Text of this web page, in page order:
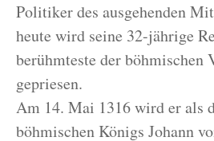
Politiker des ausgehenden
heute wird seine 32-jährige
berühmteste der böhmischen
gepriesen.
Am 14. Mai 1316 wird er als
böhmischen Königs Johann